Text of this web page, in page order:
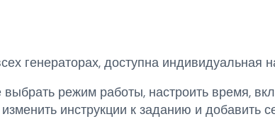
генераторах, доступна индивидуальная
режим работы, настроить время,
инструкции к заданию и добавить